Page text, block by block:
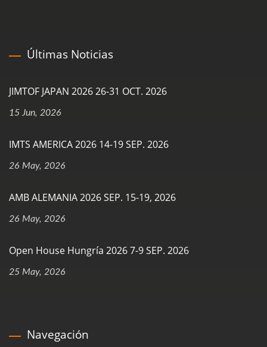
Últimas Noticias
JIMTOF JAPAN 2026 26-31 OCT. 2026
15 Jun, 2026
IMTS AMERICA 2026 14-19 SEP. 2026
26 May, 2026
AMB ALEMANIA 2026 SEP. 15-19, 2026
26 May, 2026
Open House Hungría 2026 7-9 SEP. 2026
25 May, 2026
Navegación